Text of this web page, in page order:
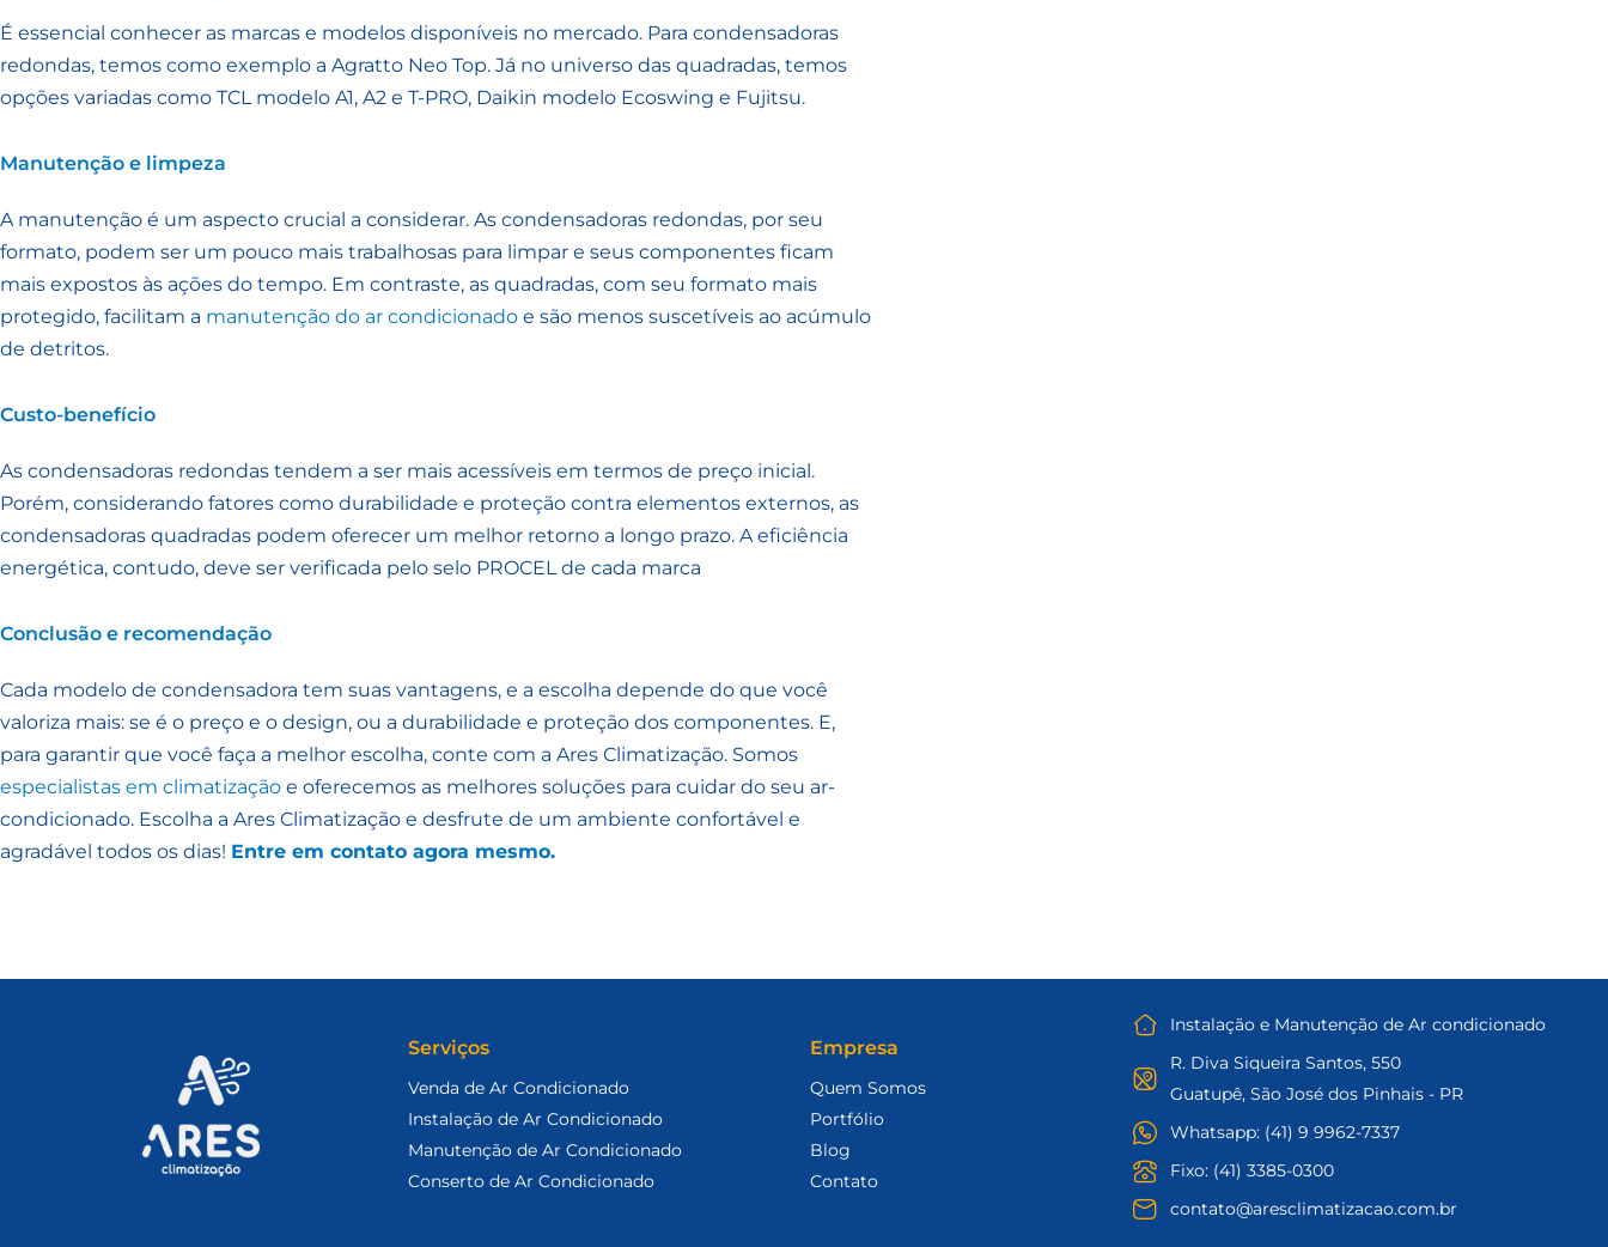
É essencial conhecer as marcas e modelos disponíveis no mercado. Para condensadoras
redondas, temos como exemplo a Agratto Neo Top. Já no universo das quadradas, temos
opções variadas como TCL modelo A1, A2 e T-PRO, Daikin modelo Ecoswing e Fujitsu.
Manutenção e limpeza
A manutenção é um aspecto crucial a considerar. As condensadoras redondas, por seu
formato, podem ser um pouco mais trabalhosas para limpar e seus componentes ficam
mais expostos às ações do tempo. Em contraste, as quadradas, com seu formato mais
protegido, facilitam a manutenção do ar condicionado e são menos suscetíveis ao acúmulo
de detritos.
Custo-benefício
As condensadoras redondas tendem a ser mais acessíveis em termos de preço inicial.
Porém, considerando fatores como durabilidade e proteção contra elementos externos, as
condensadoras quadradas podem oferecer um melhor retorno a longo prazo. A eficiência
energética, contudo, deve ser verificada pelo selo PROCEL de cada marca
Conclusão e recomendação
Cada modelo de condensadora tem suas vantagens, e a escolha depende do que você
valoriza mais: se é o preço e o design, ou a durabilidade e proteção dos componentes. E,
para garantir que você faça a melhor escolha, conte com a Ares Climatização. Somos
especialistas em climatização e oferecemos as melhores soluções para cuidar do seu ar-
condicionado. Escolha a Ares Climatização e desfrute de um ambiente confortável e
agradável todos os dias! Entre em contato agora mesmo.
Serviços
Venda de Ar Condicionado
Instalação de Ar Condicionado
Manutenção de Ar Condicionado
Conserto de Ar Condicionado
Empresa
Quem Somos
Portfólio
Blog
Contato
Instalação e Manutenção de Ar condicionado
R. Diva Siqueira Santos, 550
Guatupê, São José dos Pinhais - PR
Whatsapp: (41) 9 9962-7337
Fixo: (41) 3385-0300
contato@aresclimatizacao.com.br